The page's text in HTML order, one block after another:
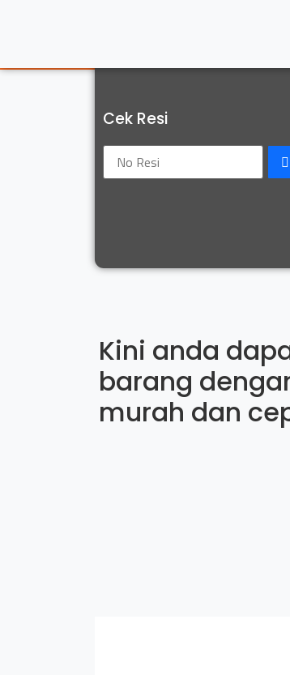
Cek Resi
Kini anda
barang
murah dan